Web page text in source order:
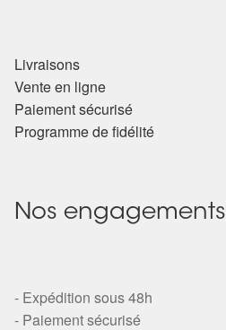
Livraisons
Vente en ligne
Paiement sécurisé
Programme de fidélité
Nos engagements
- Expédition sous 48h
- Paiement sécurisé